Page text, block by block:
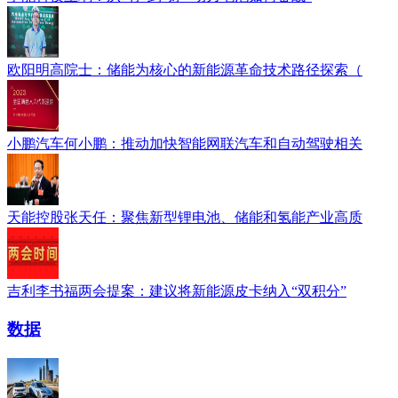
欧阳明高院士：储能为核心的新能源革命技术路径探索（
小鹏汽车何小鹏：推动加快智能网联汽车和自动驾驶相关
天能控股张天任：聚焦新型锂电池、储能和氢能产业高质
吉利李书福两会提案：建议将新能源皮卡纳入“双积分”
数据